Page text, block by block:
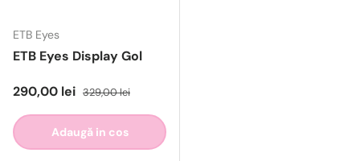
ETB Eyes
ETB Eyes Display Gol
290,00 lei 329,00 lei
Adaugă in cos